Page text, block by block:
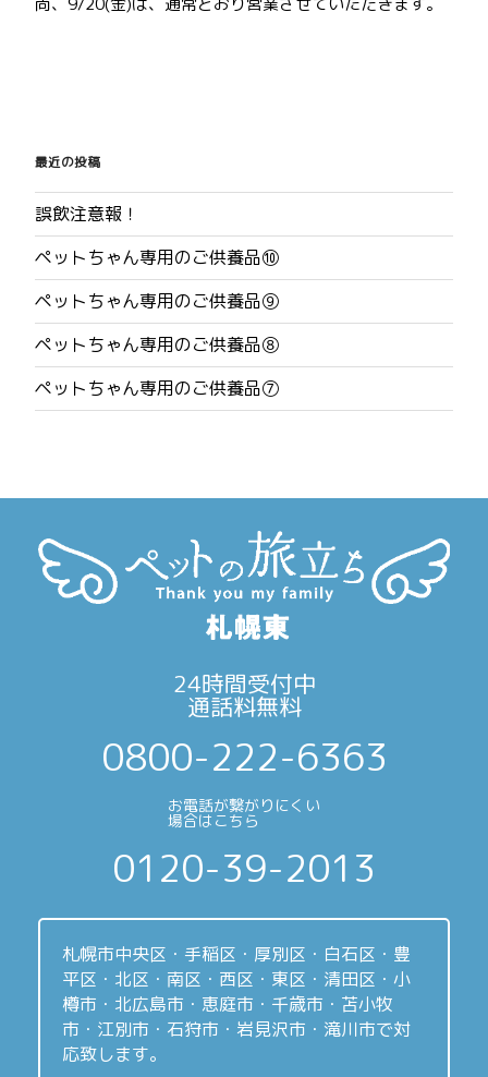
稿
ナ
ビ
ゲ
ー
シ
ョ
最近の投稿
誤飲注意報！
ペットちゃん専用のご供養品⑩
ペットちゃん専用のご供養品⑨
ペットちゃん専用のご供養品⑧
ペットちゃん専用のご供養品⑦
24時間受付中
通話料無料
0800-222-6363
お電話が繋がりにくい
場合はこちら
0120-39-2013
札幌市中央区・手稲区・厚別区・白石区・豊
平区・北区・南区・西区・東区・清田区・小
樽市・北広島市・恵庭市・千歳市・苫小牧
市・江別市・石狩市・岩見沢市・滝川市で対
応致します。